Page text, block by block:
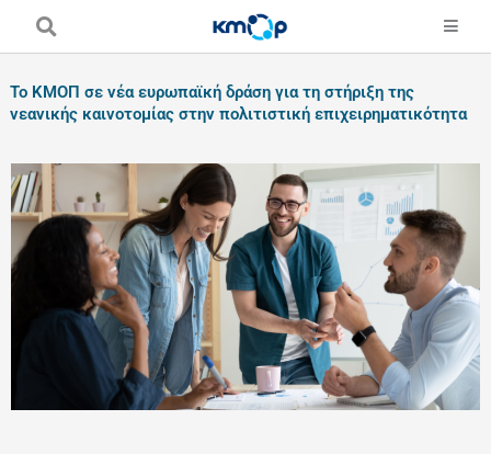
Το ΚΜΟΠ σε νέα ευρωπαϊκή δράση για τη στήριξη της
νεανικής καινοτομίας στην πολιτιστική επιχειρηματικότητα